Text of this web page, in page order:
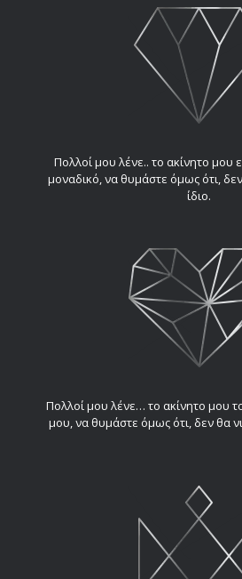
Πολλοί μου λένε.. το ακίνητο μου
μοναδικό, να θυμάστε όμως ότι,
ίδιο.
Πολλοί μου λένε… το ακίνητο μου
μου, να θυμάστε όμως ότι, δεν θα